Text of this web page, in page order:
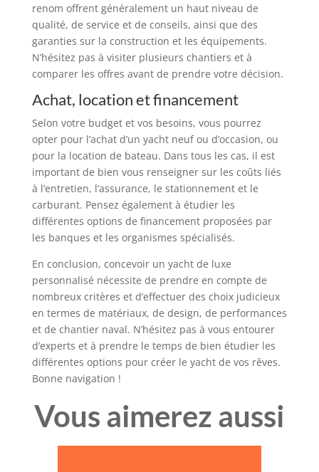
renom offrent généralement un haut niveau de
qualité, de service et de conseils, ainsi que des
garanties sur la construction et les équipements.
N’hésitez pas à visiter plusieurs chantiers et à
comparer les offres avant de prendre votre décision.
Achat, location et financement
Selon votre budget et vos besoins, vous pourrez
opter pour l’achat d’un yacht neuf ou d’occasion, ou
pour la location de bateau. Dans tous les cas, il est
important de bien vous renseigner sur les coûts liés
à l’entretien, l’assurance, le stationnement et le
carburant. Pensez également à étudier les
différentes options de financement proposées par
les banques et les organismes spécialisés.
En conclusion, concevoir un yacht de luxe
personnalisé nécessite de prendre en compte de
nombreux critères et d’effectuer des choix judicieux
en termes de matériaux, de design, de performances
et de chantier naval. N’hésitez pas à vous entourer
d’experts et à prendre le temps de bien étudier les
différentes options pour créer le yacht de vos rêves.
Bonne navigation !
Vous aimerez aussi